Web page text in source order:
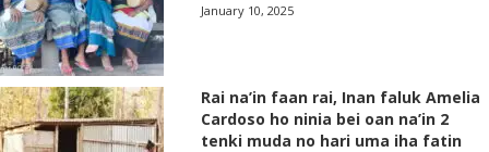
January 10, 2025
Rai na’in faan rai, Inan faluk Amelia
Cardoso ho ninia bei oan na’in 2
tenki muda no hari uma iha fatin